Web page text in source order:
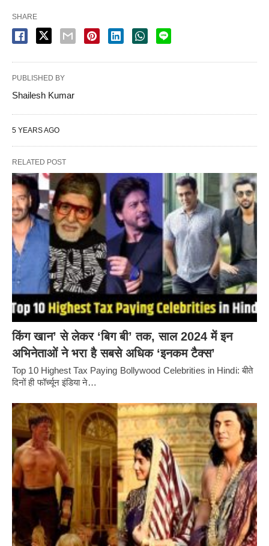
SHARE
PUBLISHED BY
Shailesh Kumar
5 YEARS AGO
RELATED POST
किंग खान’ से लेकर ‘बिग बी’ तक, साल 2024 में इन
अभिनेताओं ने भरा है सबसे अधिक ‘इनकम टैक्स’
Top 10 Highest Tax Paying Bollywood Celebrities in Hindi: बीते
दिनों ही फॉर्च्यून इंडिया ने…